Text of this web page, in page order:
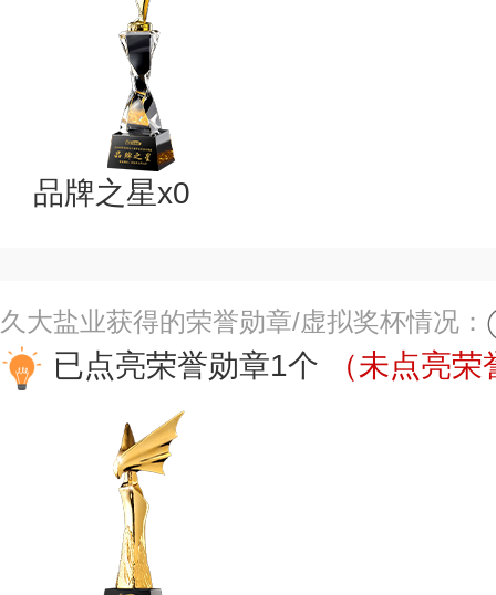
品牌之星x0
久大盐业获得的荣誉勋章/虚拟奖杯情况：
已点亮荣誉勋章1个 （未点亮